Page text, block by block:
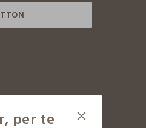
per te